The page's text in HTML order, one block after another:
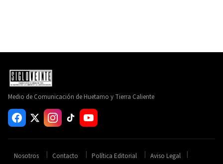
Medio de Comunicación de Huetamo y Tierra Caliente
Nosotros Contacto Política Editorial Aviso Legal